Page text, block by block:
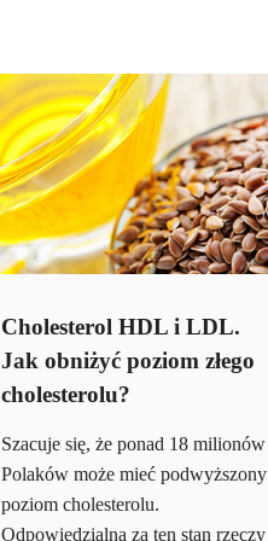
Cholesterol HDL i LDL.
Jak obniżyć poziom złego
cholesterolu?
Szacuje się, że ponad 18 milionów
Polaków może mieć podwyższony
poziom cholesterolu.
Odpowiedzialna za ten stan rzeczy